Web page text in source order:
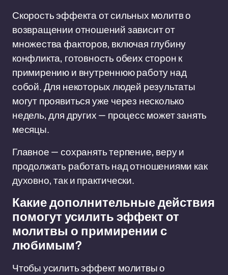
Скорость эффекта от сильных молитв о
возвращении отношений зависит от
множества факторов, включая глубину
конфликта, готовность обеих сторон к
примирению и внутреннюю работу над
собой. Для некоторых людей результаты
могут проявиться уже через несколько
недель, для других — процесс может занять
месяцы.
Главное — сохранять терпение, веру и
продолжать работать над отношениями как
духовно, так и практически.
Какие дополнительные действия
помогут усилить эффект от
молитвы о примирении с
любимым?
Чтобы усилить эффект молитвы о